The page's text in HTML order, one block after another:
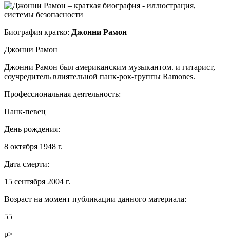
Биография кратко: Джонни Рамон
Джонни Рамон
Джонни Рамон был американским музыкантом. и гитарист,
соучредитель влиятельной панк-рок-группы Ramones.
Профессиональная деятельность:
Панк-певец
День рождения:
8 октября 1948 г.
Дата смерти:
15 сентября 2004 г.
Возраст на момент публикации данного материала:
55
p>